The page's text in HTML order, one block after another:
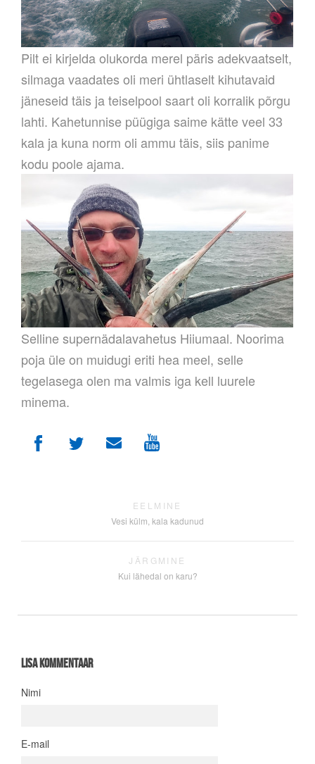
Pilt ei kirjelda olukorda merel päris adekvaatselt,
silmaga vaadates oli meri ühtlaselt kihutavaid
jäneseid täis ja teiselpool saart oli korralik põrgu
lahti. Kahetunnise püügiga saime kätte veel 33
kala ja kuna norm oli ammu täis, siis panime
kodu poole ajama.
Selline supernädalavahetus Hiiumaal. Noorima
poja üle on muidugi eriti hea meel, selle
tegelasega olen ma valmis iga kell luurele
minema.
EELMINE
Vesi külm, kala kadunud
JÄRGMINE
Kui lähedal on karu?
Lisa kommentaar
Nimi
E-mail